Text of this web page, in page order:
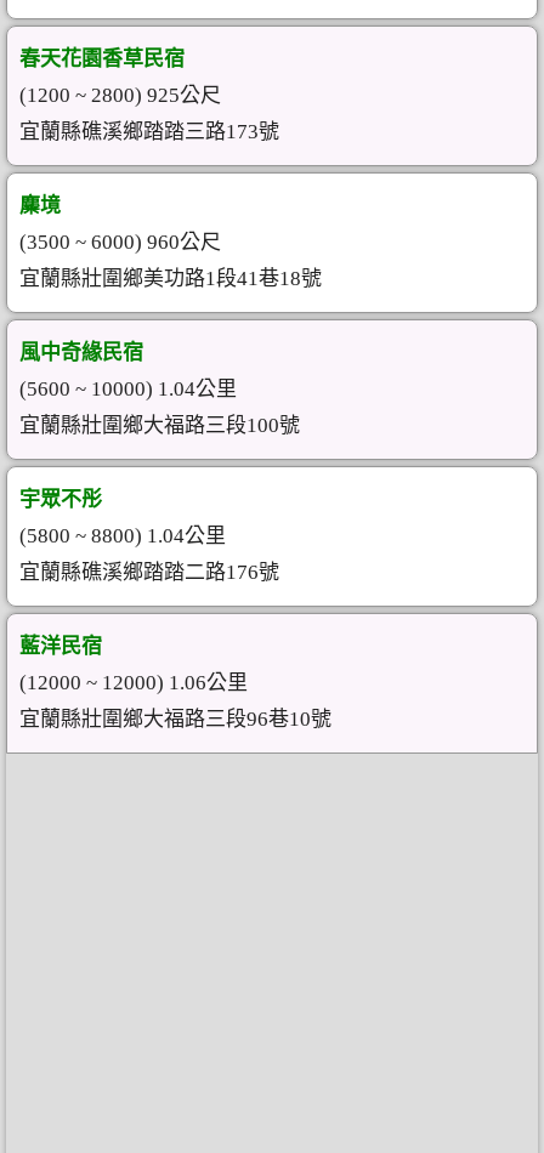
春天花園香草民宿
(1200 ~ 2800) 925公尺
宜蘭縣礁溪鄉踏踏三路173號
麋境
(3500 ~ 6000) 960公尺
宜蘭縣壯圍鄉美功路1段41巷18號
風中奇緣民宿
(5600 ~ 10000) 1.04公里
宜蘭縣壯圍鄉大福路三段100號
宇眾不彤
(5800 ~ 8800) 1.04公里
宜蘭縣礁溪鄉踏踏二路176號
藍洋民宿
(12000 ~ 12000) 1.06公里
宜蘭縣壯圍鄉大福路三段96巷10號